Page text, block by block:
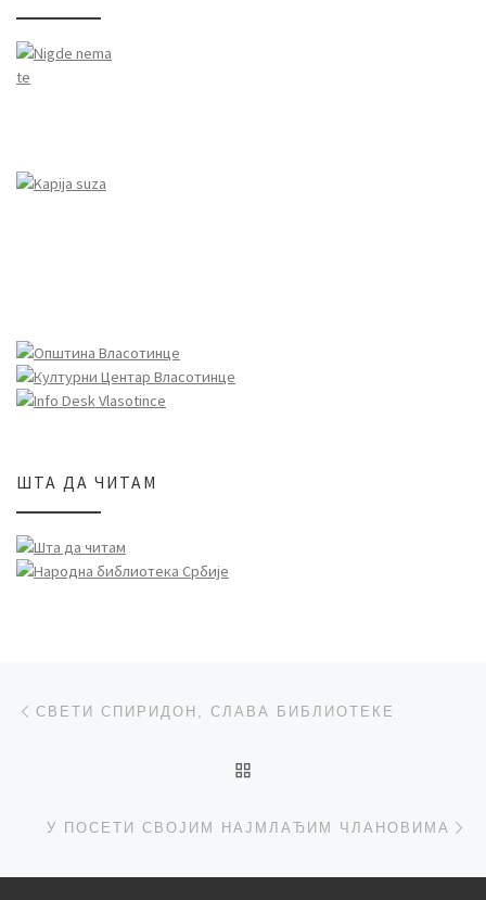
ШТА ДА ЧИТАМ
Post navigation
СВЕТИ СПИРИДОН, СЛАВА БИБЛИОТЕКЕ
У ПОСЕТИ СВОЈИМ НАЈМЛАЂИМ ЧЛАНОВИМА